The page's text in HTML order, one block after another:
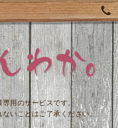
専用のサービスです。
いことはご了承ください。